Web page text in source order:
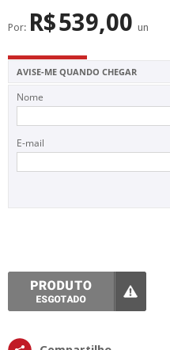
SUPERFÍCIE
MÁSCARA DE PROTEÇÃO SOLAR
Por: R$539,00 un
AVISE-ME QUANDO CHEGAR
Nome
E-mail